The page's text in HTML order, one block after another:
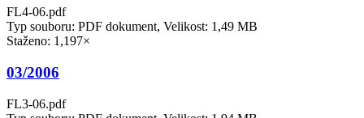
FL4-06.pdf
Typ souboru: PDF dokument, Velikost: 1,49 MB
Staženo: 1,197×
03/2006
FL3-06.pdf